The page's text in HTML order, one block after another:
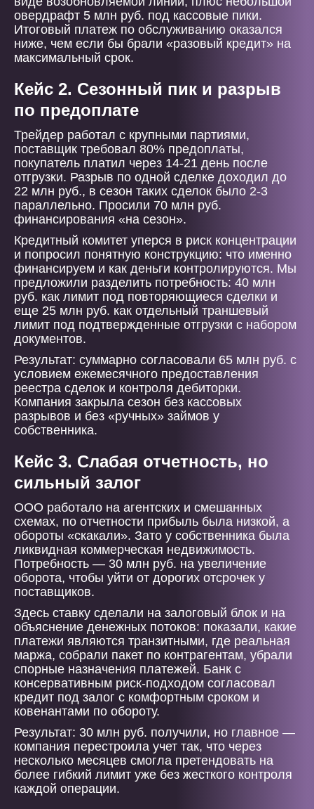
овердрафт 5 млн руб. под кассовые пики.
Итоговый платеж по обслуживанию оказался
ниже, чем если бы брали «разовый кредит» на
максимальный срок.
Кейс 2. Сезонный пик и разрыв
по предоплате
Трейдер работал с крупными партиями,
поставщик требовал 80% предоплаты,
покупатель платил через 14-21 день после
отгрузки. Разрыв по одной сделке доходил до
22 млн руб., в сезон таких сделок было 2-3
параллельно. Просили 70 млн руб.
финансирования «на сезон».
Кредитный комитет уперся в риск концентрации
и попросил понятную конструкцию: что именно
финансируем и как деньги контролируются. Мы
предложили разделить потребность: 40 млн
руб. как лимит под повторяющиеся сделки и
еще 25 млн руб. как отдельный траншевый
лимит под подтвержденные отгрузки с набором
документов.
Результат: суммарно согласовали 65 млн руб. с
условием ежемесячного предоставления
реестра сделок и контроля дебиторки.
Компания закрыла сезон без кассовых
разрывов и без «ручных» займов у
собственника.
Кейс 3. Слабая отчетность, но
сильный залог
ООО работало на агентских и смешанных
схемах, по отчетности прибыль была низкой, а
обороты «скакали». Зато у собственника была
ликвидная коммерческая недвижимость.
Потребность — 30 млн руб. на увеличение
оборота, чтобы уйти от дорогих отсрочек у
поставщиков.
Здесь ставку сделали на залоговый блок и на
объяснение денежных потоков: показали, какие
платежи являются транзитными, где реальная
маржа, собрали пакет по контрагентам, убрали
спорные назначения платежей. Банк с
консервативным риск-подходом согласовал
кредит под залог с комфортным сроком и
ковенантами по обороту.
Результат: 30 млн руб. получили, но главное —
компания перестроила учет так, что через
несколько месяцев смогла претендовать на
более гибкий лимит уже без жесткого контроля
каждой операции.